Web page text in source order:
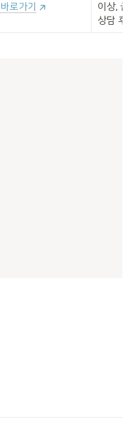
로가기
이상, 급
상담 후